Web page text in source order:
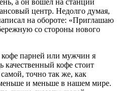
центр. Недолго думая,
на обороте: «Приглашаю
со стороны нового
парней или мужчин я
качественный кофе стоит
точно так же, как
и меньше в нашем мире.